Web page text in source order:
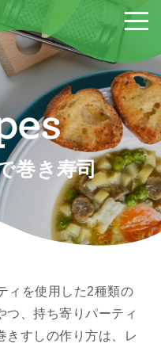
巻き寿司
ィを使用した2種類の
つ、持ち寄りパーティ
きすしの作り方は、レ